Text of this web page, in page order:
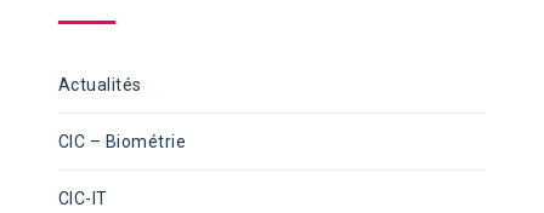
Actualités
CIC – Biométrie
CIC-IT